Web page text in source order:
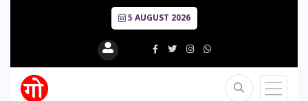
5 AUGUST 2026